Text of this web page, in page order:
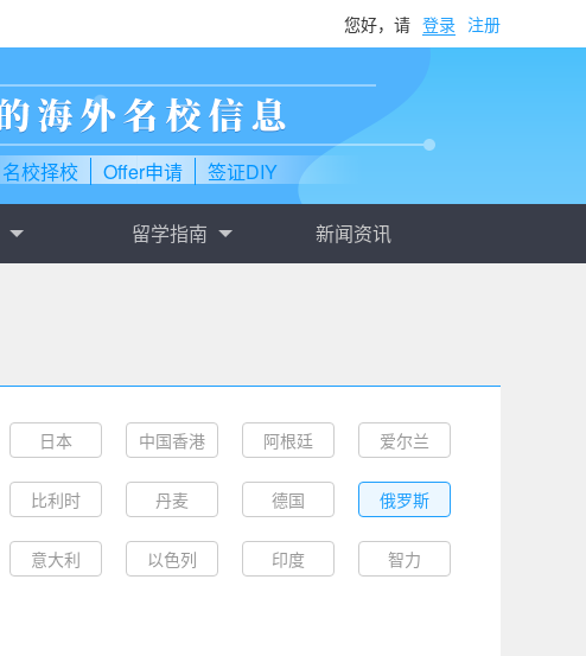
您好，请 登录 注册
名校择校 Offer申请 签证DIY
留学指南 新闻资讯
日本 中国香港 阿根廷 爱尔兰
比利时 丹麦 德国 俄罗斯
意大利 以色列 印度 智力